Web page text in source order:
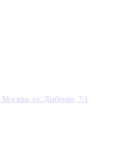
Москва, ул. Дыбенко, 7/1